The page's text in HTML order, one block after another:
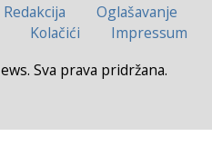
Redakcija
Oglašavanje
Kolačići
Impressum
Sva prava pridržana.